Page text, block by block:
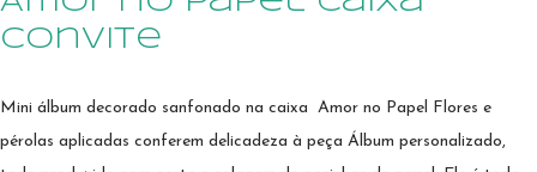
convite
Mini álbum decorado sanfonado na caixa Amor no Papel Flores e
pérolas aplicadas conferem delicadeza à peça Álbum personalizado,